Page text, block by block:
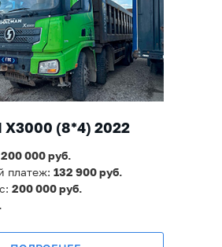
00 000 руб.
платеж: 132 900руб.
200 000 руб.
X3000 (8*4) 2022